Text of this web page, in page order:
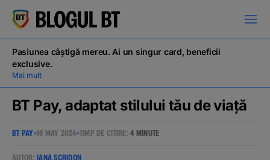
кириллица
Campanii
Pasiunea câștigă mereu. Ai un singur card, beneficii
exclusive.
Mai mult
BT Pay, adaptat stilului tău de viață
BT PAY 16 MAY 2024 TIMP DE CITIRE:4 MINUTE
AUTOR: IANA SCRIDON